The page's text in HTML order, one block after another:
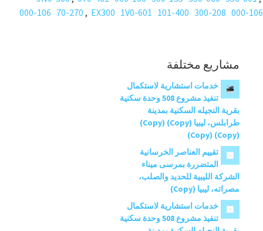
000-106
300-208
101-400
1V0-601
EX300
,
70-270
000-106
مشاريع مختلفة
خدمات استشارية لاستكمال
تنفيذ مشروع 508 وحدة سكنية
بقرية النجيله السكنية بمدينة
طرابلس، ليبيا (Copy) (Copy)
(Copy) (Copy)
تقييم العناصر الخرسانية
المتضررة بمرسى ميناء
الشركة الليبية للحديد والصلب،
مصراته، ليبيا (Copy)
خدمات استشارية لاستكمال
تنفيذ مشروع 508 وحدة سكنية